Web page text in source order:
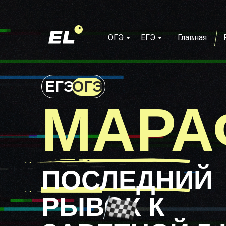
—
ПОСЛЕДНИЙ
РЫВОК К
Главная
ОГЭ ЕГЭ
ЕГЭОГЭ